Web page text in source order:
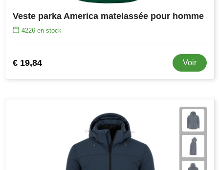
Veste parka America matelassée pour homme
4226en stock
€ 19,84 Voir